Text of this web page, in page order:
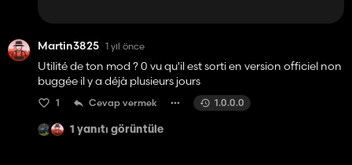
Martin3825 1 yıl önce
Utilité de ton mod ? 0 vu qu'il est sorti en version officiel non
buggée il y a déjà plusieurs jours
1 Cevap vermek 1.0.0.0
1 yanıtı görüntüle